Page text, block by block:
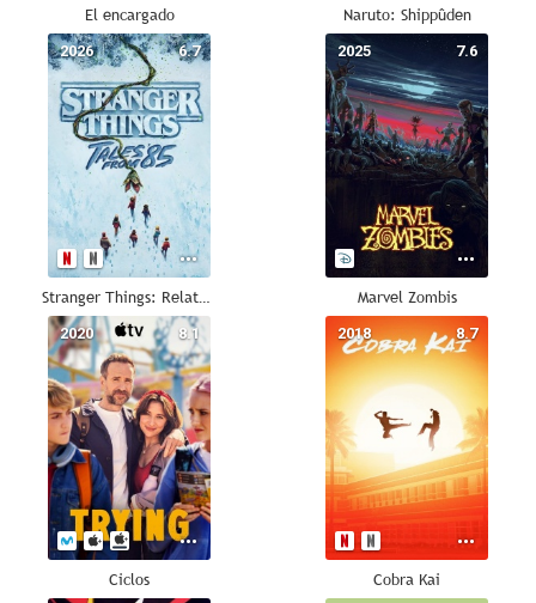
El encargado Naruto: Shippûden
6.7
2026
Stranger Things: Relatos del 85
7.6
2025
Marvel Zombis
8.1
2020
Ciclos
8.7
2018
Cobra Kai